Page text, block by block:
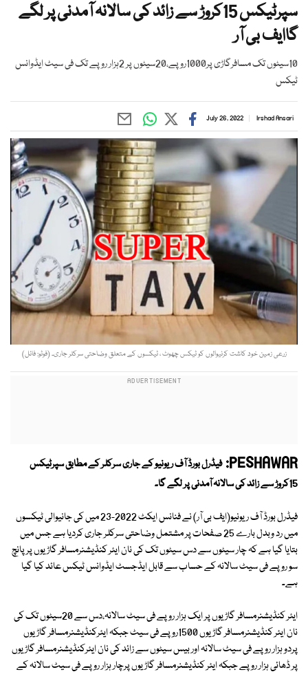
سپرٹیکس 15کروڑ سے زائد کی سالانہ آمدنی پر لگے
گاایف بی آر
10سیٹوں تک مسافرگاڑی پر1000روپے،20سیٹوں پر 2ہزار روپے تک فی سیٹ ایڈوانس
ٹیکس
Irshad Ansari
July 26, 2022
زرعی زمین خود کاشت کرنیوالوں کو ٹیکس چھوٹ ، ٹیکسوں کے متعلق وضاحتی سرکلر جاری۔ (فوٹو: فائل)
PESHAWAR: فیڈرل بورڈ آف ریونیو کے جاری سرکلر کے مطابق سپرٹیکس
15کروڑ سے زائد کی سالانہ آمدنی پر لگے گا۔
فیڈرل بورڈ آف ریونیو(ایف بی آر) نے فنانس ایکٹ 2022-23 میں کی جانیوالی ٹیکسوں
میں رد وبدل بارے 25 صفحات پر مشتمل وضاحتی سرکلر جاری کردیا ہے جس میں
بتایا گیا ہے کہ چار سیٹوں سے دس سیٹوں تک کی نان ایئر کنڈیشنرمسافر گاڑیوں پر پانچ
سو روپے فی سیٹ سالانہ کے حساب سے قابل ایڈجسٹ ایڈوانس ٹیکس عائد کیا گیا
ہے۔
ایئر کنڈیشنرمسافر گاڑیوں پر ایک ہزار روپے فی سیٹ سالانہ،دس سے 20سیٹوں تک کی
نان ایئر کنڈیشنرمسافر گاڑیوں 1500روپے فی سیٹ جبکہ ایئرکنڈیشنرمسافر گاڑیوں
پردو ہزار روپے فی سیٹ سالانہ اور بیس سیٹوں سے زائد کی نان ایئرکنڈیشنرمسافر گاڑیوں
پر ڈھائی ہزار روپے جبکہ ایئر کنڈیشنرمسافر گاڑیوں پرچار ہزار روپے فی سیٹ سالانہ کے